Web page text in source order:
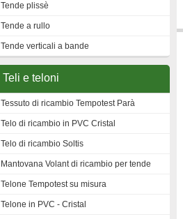
Tende plissè
Tende a rullo
Tende verticali a bande
Teli e teloni
Tessuto di ricambio Tempotest Parà
Telo di ricambio in PVC Cristal
Telo di ricambio Soltis
Mantovana Volant di ricambio per tende
Telone Tempotest su misura
Telone in PVC - Cristal